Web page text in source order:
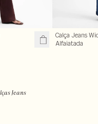
Calça Jeans
Alfaiatada
Jeans